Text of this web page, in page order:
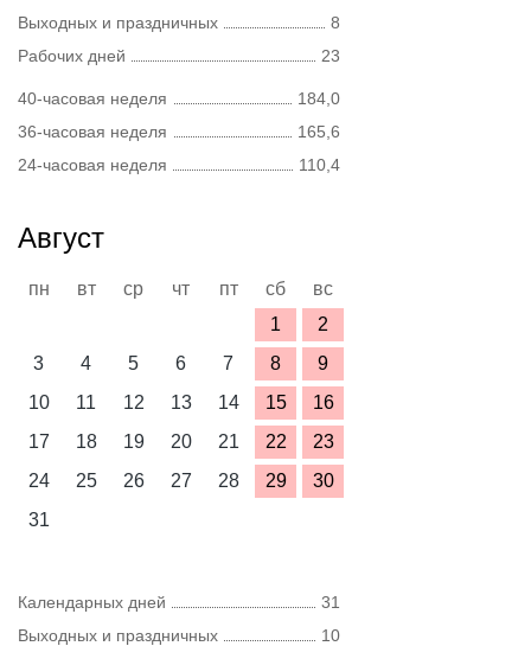
Выходных и праздничных
8
Рабочих дней
23
40-часовая неделя
184,0
36-часовая неделя
165,6
24-часовая неделя
110,4
Август
пн вт ср чт пт сб
вс
1
2
3
4 5 6 7 8
9
10
11 12 13 14 15
16
17
18 19 20 21 22
23
24
25 26 27 28 29
30
31
Календарных дней
31
Выходных и праздничных
10